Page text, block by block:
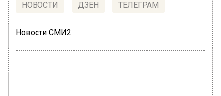
НОВОСТИ ДЗЕН ТЕЛЕГРАМ
Новости СМИ2